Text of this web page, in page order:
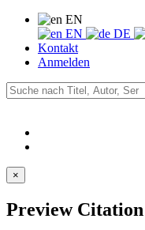
EN
EN
DE
Kontakt
Anmelden
×
Preview Citation